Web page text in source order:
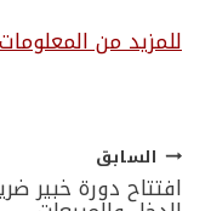
للمزيد من
تصفّح
السابق
افتتاح دورة خبير